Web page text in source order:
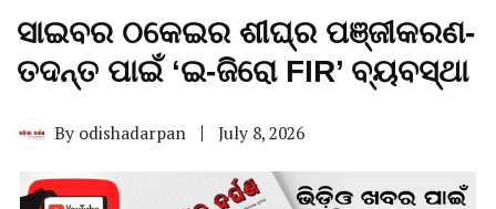
ସାଇବର ଠକେଇର ଶୀଘ୍ର ପଞ୍ଜୀକରଣ-
ତଦନ୍ତ ପାଇଁ ‘ଇ-ଜିରୋ FIR’ ବ୍ୟବସ୍ଥା
By odishadarpan July 8, 2026